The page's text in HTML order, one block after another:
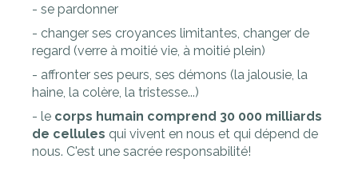
- se pardonner
- changer ses croyances limitantes, changer de
regard (verre à moitié vie, à moitié plein)
- affronter ses peurs, ses démons (la jalousie, la
haine, la colère, la tristesse...)
- le corps humain comprend 30 000 milliards
de cellules qui vivent en nous et qui dépend de
nous. C'est une sacrée responsabilité!